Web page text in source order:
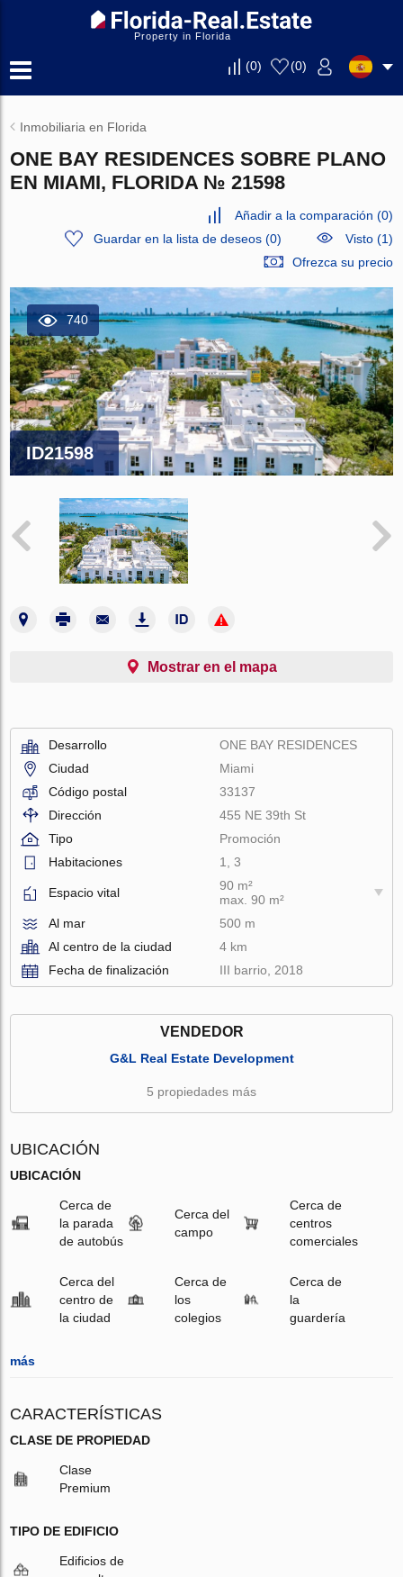
Property in Florida
(0) (0)
Inmobiliaria en Florida
ONE BAY RESIDENCES SOBRE PLANO
EN MIAMI, FLORIDA № 21598
Añadir a la comparación (0)
Guardar en la lista de deseos(0)
Visto (1)
Ofrezca su precio
740
ID21598
Mostrar en el mapa
Desarrollo
ONE BAY RESIDENCES
Ciudad
Miami
Código postal
33137
Dirección
455 NE 39th St
Tipo
Promoción
Habitaciones
1, 3
Espacio vital
90 m²
max. 90 m²
Al mar
500 m
Al centro de la ciudad
4 km
Fecha de finalización
III barrio, 2018
VENDEDOR
G&L Real Estate Development
5 propiedades más
UBICACIÓN
UBICACIÓN
Cerca de
la parada
de autobús
Cerca del
campo
Cerca de
centros
comerciales
Cerca del
centro de
la ciudad
Cerca de
los
colegios
Cerca de
la
guardería
más
CARACTERÍSTICAS
CLASE DE PROPIEDAD
Clase
Premium
TIPO DE EDIFICIO
Edificios de